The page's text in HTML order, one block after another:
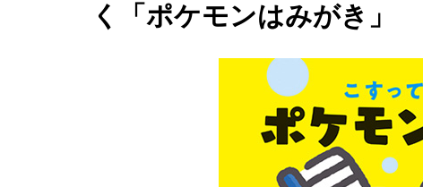
く「ポケモンはみがき」